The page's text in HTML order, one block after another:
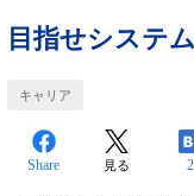
目指せシステ
キャリア
Share 見る 2